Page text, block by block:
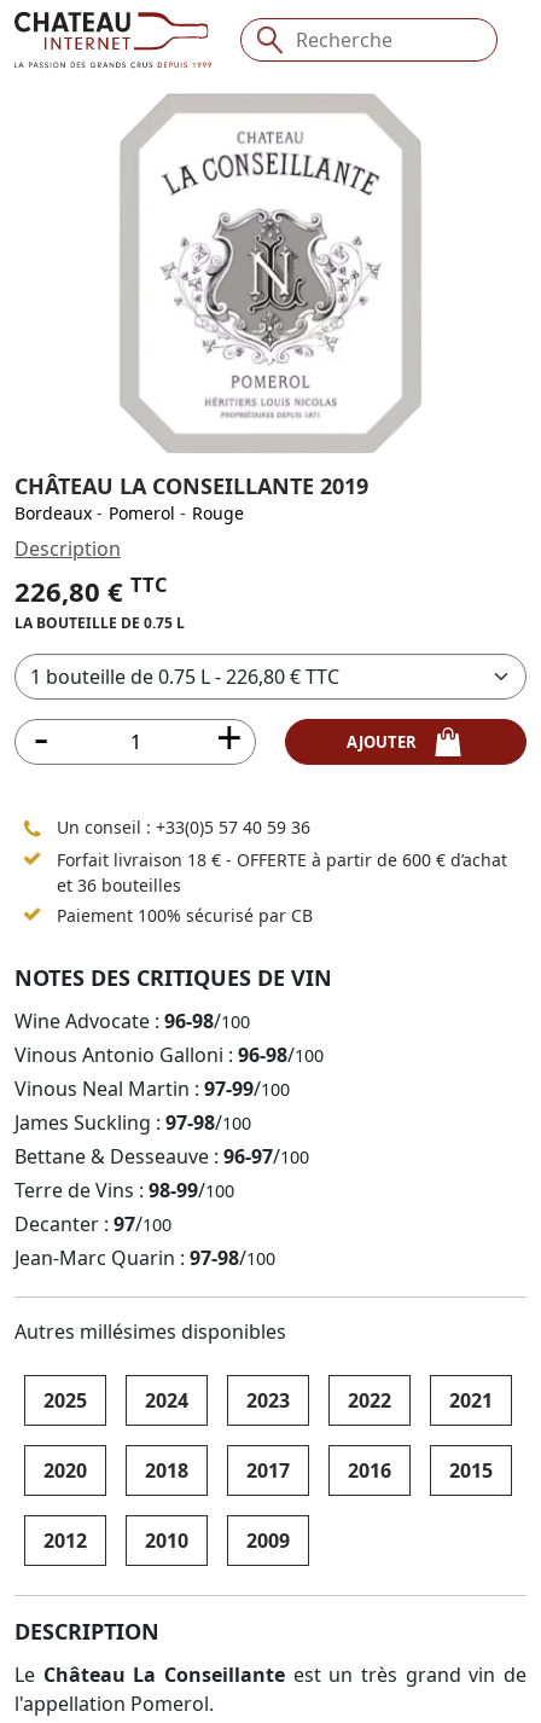
CHÂTEAU LA CONSEILLANTE 2019
Bordeaux - Pomerol - Rouge
Description
226,80 € TTC
LA BOUTEILLE DE 0.75 L
Un conseil : +33(0)5 57 40 59 36
Forfait livraison 18 € - OFFERTE à partir de 600 € d’achat
et 36 bouteilles
Paiement 100% sécurisé par CB
NOTES DES CRITIQUES DE VIN
Wine Advocate : 96-98/100
Vinous Antonio Galloni : 96-98/100
Vinous Neal Martin : 97-99/100
James Suckling : 97-98/100
Bettane & Desseauve : 96-97/100
Terre de Vins : 98-99/100
Decanter : 97/100
Jean-Marc Quarin : 97-98/100
Autres millésimes disponibles
2025 2024 2023 2022 2021
2020 2018 2017 2016 2015
2012 2010 2009
DESCRIPTION
Le Château La Conseillante est un très grand vin de
l'appellation Pomerol.